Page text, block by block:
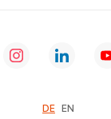
DE EN